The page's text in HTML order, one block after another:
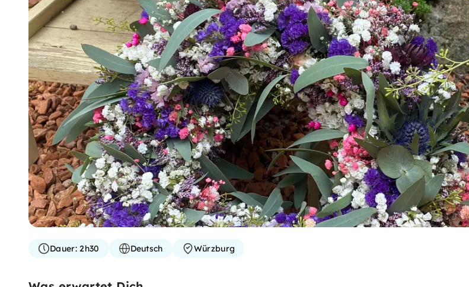
Dauer:2h30 Deutsch Würzburg